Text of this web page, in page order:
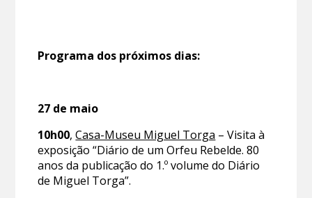
Programa dos próximos dias:
27 de maio
10h00,Casa-Museu Miguel Torga – Visita à
exposição “Diário de um Orfeu Rebelde. 80
anos da publicação do 1.º volume do Diário
de Miguel Torga”.